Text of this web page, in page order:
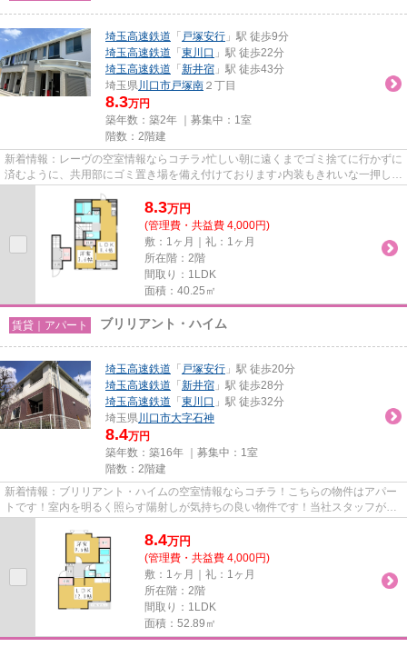
埼玉高速鉄道 「 戸塚安行 」駅 徒歩9分
埼玉高速鉄道 「 東川口 」駅 徒歩22分
埼玉高速鉄道 「 新井宿 」駅 徒歩43分
埼玉県川口市戸塚南 ２丁目
8.3万円
築年数：築2年 ｜募集中： 1室
階数：2階建
新着情報：レーヴの空室情報ならコチラ♪忙しい朝に遠くまでゴミ捨てに行かずに
済むように、共用部にゴミ置き場を備え付けております♪内装もきれいな一押しの
8.3万円
(管理費・共益費 4,000円)
敷：1ヶ月｜礼：1ヶ月
所在階：2階
間取り：1LDK
面積：40.25㎡
賃貸｜アパート ブリリアント・ハイム
埼玉高速鉄道 「 戸塚安行 」駅 徒歩20分
埼玉高速鉄道 「 新井宿 」駅 徒歩28分
埼玉高速鉄道 「 東川口 」駅 徒歩32分
埼玉県川口市大字石神
8.4万円
築年数：築16年 ｜募集中： 1室
階数：2階建
新着情報：ブリリアント・ハイムの空室情報ならコチラ！こちらの物件はアパー
トです！室内を明るく照らす陽射しが気持ちの良い物件です！当社スタッフが地
8.4万円
(管理費・共益費 4,000円)
敷：1ヶ月｜礼：1ヶ月
所在階：2階
間取り：1LDK
面積：52.89㎡